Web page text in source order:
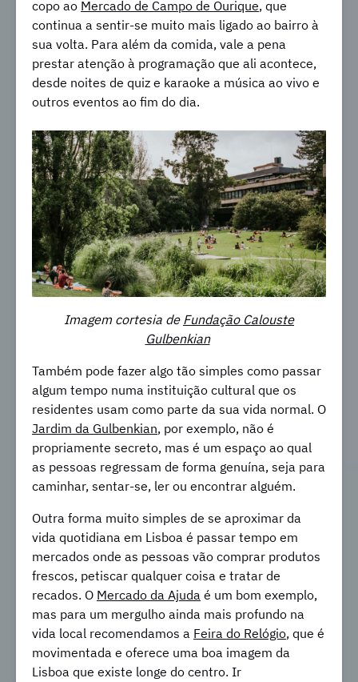
copo ao Mercado de Campo de Ourique, que
continua a sentir-se muito mais ligado ao bairro à
sua volta. Para além da comida, vale a pena
prestar atenção à programação que ali acontece,
desde noites de quiz e karaoke a música ao vivo e
outros eventos ao fim do dia.
Imagem cortesia de Fundação Calouste
Gulbenkian
Também pode fazer algo tão simples como passar
algum tempo numa instituição cultural que os
residentes usam como parte da sua vida normal. O
Jardim da Gulbenkian, por exemplo, não é
propriamente secreto, mas é um espaço ao qual
as pessoas regressam de forma genuína, seja para
caminhar, sentar-se, ler ou encontrar alguém.
Outra forma muito simples de se aproximar da
vida quotidiana em Lisboa é passar tempo em
mercados onde as pessoas vão comprar produtos
frescos, petiscar qualquer coisa e tratar de
recados. O Mercado da Ajuda é um bom exemplo,
mas para um mergulho ainda mais profundo na
vida local recomendamos a Feira do Relógio, que é
movimentada e oferece uma boa imagem da
Lisboa que existe longe do centro. Ir